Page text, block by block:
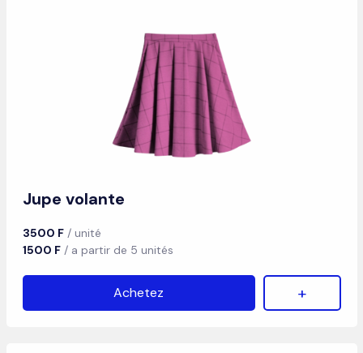
Jupe volante
3500 F/ unité
1500 F/ a partir de 5 unités
Achetez +